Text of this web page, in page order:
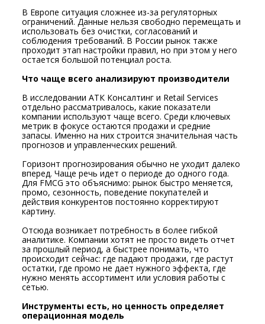
В Европе ситуация сложнее из-за регуляторных
ограничений. Данные нельзя свободно перемещать и
использовать без очистки, согласований и
соблюдения требований. В России рынок также
проходит этап настройки правил, но при этом у него
остается большой потенциал роста.
Что чаще всего анализируют производители
В исследовании АТК Консалтинг и Retail Services
отдельно рассматривалось, какие показатели
компании используют чаще всего. Среди ключевых
метрик в фокусе остаются продажи и средние
запасы. Именно на них строится значительная часть
прогнозов и управленческих решений.
Горизонт прогнозирования обычно не уходит далеко
вперед. Чаще речь идет о периоде до одного года.
Для FMCG это объяснимо: рынок быстро меняется,
промо, сезонность, поведение покупателей и
действия конкурентов постоянно корректируют
картину.
Отсюда возникает потребность в более гибкой
аналитике. Компании хотят не просто видеть отчет
за прошлый период, а быстрее понимать, что
происходит сейчас: где падают продажи, где растут
остатки, где промо не дает нужного эффекта, где
нужно менять ассортимент или условия работы с
сетью.
Инструменты есть, но ценность определяет
операционная модель